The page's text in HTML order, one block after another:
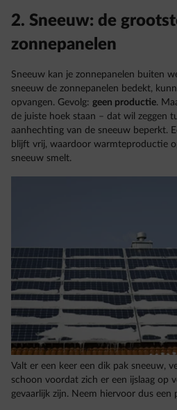
2. Sneeuw: de
zonnepanelen
Sneeuw kan je zonnepanelen buiten
sneeuw de zonnepanelen bedekt,
opvangen. Gevolg: geen productie.
de juiste hoek staan – dat wil zeggen
aanhechting van de sneeuw beperkt.
blijft vrij, waardoor warmteproductie
sneeuw smelt.
Valt er een keer een dik pak sneeuw,
schoon voordat zich er een ijslaag op
gevaarlijk zijn. Neem hiervoor dus een